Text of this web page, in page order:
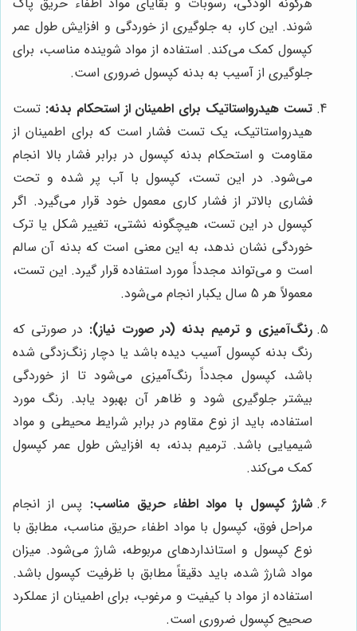
شوند. این کار، به جلوگیری از خوردگی و افزایش طول عمر
کپسول کمک می‌کند. استفاده از مواد شوینده مناسب، برای
جلوگیری از آسیب به بدنه کپسول ضروری است.
تست هیدرواستاتیک برای اطمینان از استحکام بدنه: تست
هیدرواستاتیک، یک تست فشار است که برای اطمینان از
مقاومت و استحکام بدنه کپسول در برابر فشار بالا انجام
می‌شود. در این تست، کپسول با آب پر شده و تحت
فشاری بالاتر از فشار کاری معمول خود قرار می‌گیرد. اگر
کپسول در این تست، هیچگونه نشتی، تغییر شکل یا ترک
خوردگی نشان ندهد، به این معنی است که بدنه آن سالم
است و می‌تواند مجدداً مورد استفاده قرار گیرد. این تست،
معمولاً هر 5 سال یکبار انجام می‌شود.
رنگ‌آمیزی و ترمیم بدنه (در صورت نیاز): در صورتی که
رنگ بدنه کپسول آسیب دیده باشد یا دچار زنگ‌زدگی شده
باشد، کپسول مجدداً رنگ‌آمیزی می‌شود تا از خوردگی
بیشتر جلوگیری شود و ظاهر آن بهبود یابد. رنگ مورد
استفاده، باید از نوع مقاوم در برابر شرایط محیطی و مواد
شیمیایی باشد. ترمیم بدنه، به افزایش طول عمر کپسول
کمک می‌کند.
شارژ کپسول با مواد اطفاء حریق مناسب: پس از انجام
مراحل فوق، کپسول با مواد اطفاء حریق مناسب، مطابق با
نوع کپسول و استانداردهای مربوطه، شارژ می‌شود. میزان
مواد شارژ شده، باید دقیقاً مطابق با ظرفیت کپسول باشد.
استفاده از مواد با کیفیت و مرغوب، برای اطمینان از عملکرد
صحیح کپسول ضروری است.